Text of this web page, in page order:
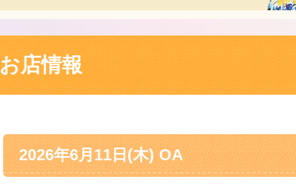
お店情報
2026年6月11日(木) OA